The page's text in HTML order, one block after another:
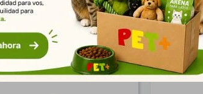
Bandeja Semi Cerrada Grande
con Pala 40*33*11 cm
$
$ 332
Sepi